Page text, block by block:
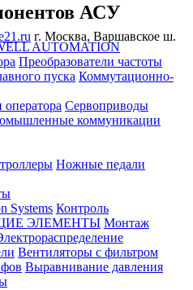
г. Москва, Варшавское ш.
АСУ
AUTOMATION
Преобразователи частоты
пуска Коммутационно-
Сервоприводы
коммуникации
Ножные педали
Systems Контроль
ЭЛЕМЕНТЫ Монтаж
Вентиляторы с фильтром
Выравнивание давления